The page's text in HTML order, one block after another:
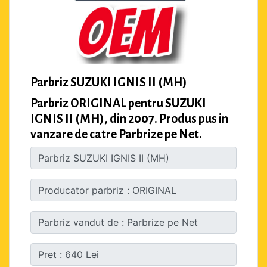
Parbriz SUZUKI IGNIS II (MH)
Parbriz ORIGINAL pentru SUZUKI
IGNIS II (MH), din 2007. Produs pus in
vanzare de catre Parbrize pe Net.